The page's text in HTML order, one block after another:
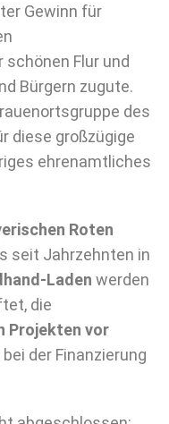
Gewinn für
Flur und
Bürgern zugute.
des
diese großzügige
ehrenamtliches
Roten
seit Jahrzehnten in
Laden werden
die
Projekten vor
der Finanzierung